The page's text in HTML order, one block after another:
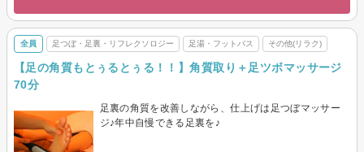
全員 足つぼ・足裏・リフレクソロジー 足湯・フットバス その他(リラク)
【足の角質もとぅるとぅる！！】角質取り＋足ツボマッサージ
70分
足裏の角質を改善しながら、仕上げは足つぼマッサー
ジ♪年中自慢できる足裏を♪